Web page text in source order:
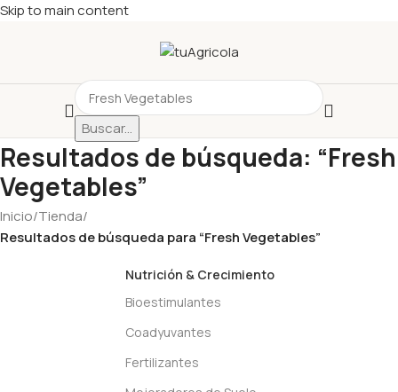
Skip to main content
Buscar...
Resultados de búsqueda: “Fresh
Vegetables”
Inicio/Tienda/
Resultados de búsqueda para “Fresh Vegetables”
Nutrición & Crecimiento
Bioestimulantes
Coadyuvantes
Fertilizantes